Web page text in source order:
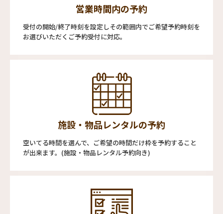
営業時間内の予約
受付の開始/終了時刻を設定しその範囲内でご希望予約時刻を
お選びいただくご予約受付に対応。
施設・物品レンタルの予約
空いてる時間を選んで、ご希望の時間だけ枠を予約すること
が出来ます。(施設・物品レンタル予約向き)